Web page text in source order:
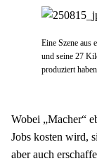
Eine Szene aus
und seine 27
produziert haben.
Wobei „Macher“
Jobs kosten wird,
aber auch